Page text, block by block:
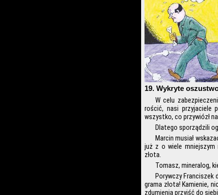
19. Wykryte
W celu
rościć, nasi przyjaciele
wszystko, co przywiózł
Dlatego sporządzili
Marcin musiał
już z o wiele mniejszym
złota.
Tomasz, mineralog,
Porywczy Franciszek
grama złota! Kamienie,
zdumienia przyjść do